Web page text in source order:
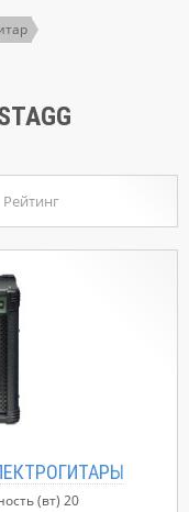
Рейтинг
(вт) 20